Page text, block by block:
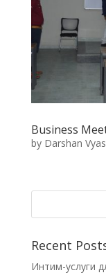
Business
by Darshan Vyas
Recent
Интим-услуги